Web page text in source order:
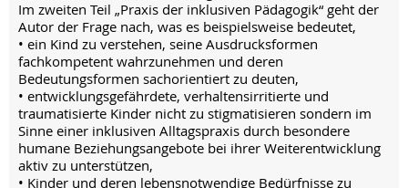
Im zweiten Teil „Praxis der inklusiven Pädagogik“ geht der
Autor der Frage nach, was es beispielsweise bedeutet,
• ein Kind zu verstehen, seine Ausdrucksformen
fachkompetent wahrzunehmen und deren
Bedeutungsformen sachorientiert zu deuten,
• entwicklungsgefährdete, verhaltensirritierte und
traumatisierte Kinder nicht zu stigmatisieren sondern im
Sinne einer inklusiven Alltagspraxis durch besondere
humane Beziehungsangebote bei ihrer Weiterentwicklung
aktiv zu unterstützen,
• Kinder und deren lebensnotwendige Bedürfnisse zu